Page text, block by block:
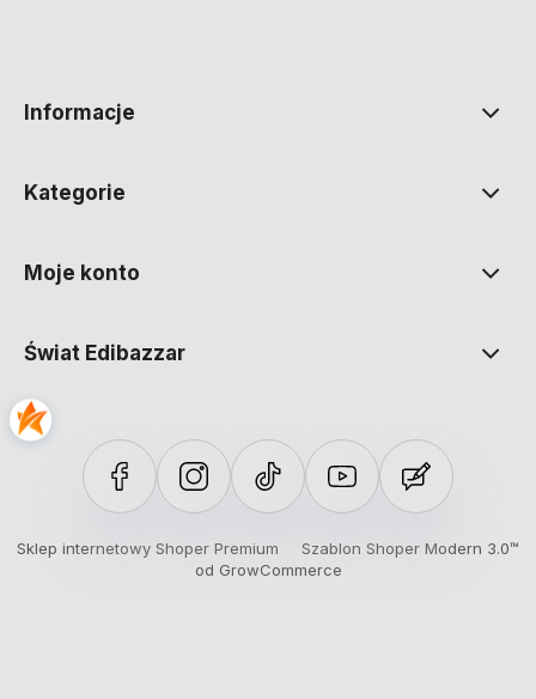
Informacje
Kategorie
Moje konto
Świat Edibazzar
Sklep internetowy Shoper Premium
Szablon Shoper Modern 3.0™
od GrowCommerce